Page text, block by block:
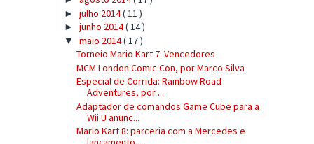
► julho 2014( 11 )
► junho 2014( 14 )
▼ maio 2014( 17 )
Torneio Mario Kart 7: Vencedores
MCM London Comic Con, por Marco Silva
Especial de Corrida: Rainbow Road
Adventures, por ...
Adaptador de comandos Game Cube para a
Wii U anunc...
Mario Kart 8: parceria com a Mercedes e